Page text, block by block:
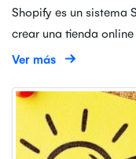
Shopify es un sistema
crear una tienda online
Ver más